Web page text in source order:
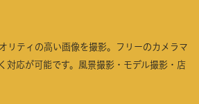
リティの高い画像を撮影。フリーのカメラマ
対応が可能です。風景撮影・モデル撮影・店